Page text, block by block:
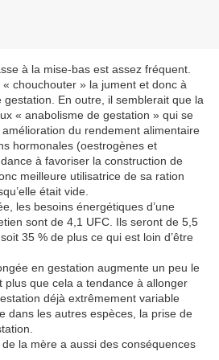
à la mise-bas est assez fréquent.
chouchouter » la jument et donc à
En outre, il semblerait que la
« anabolisme de gestation » qui se
du rendement alimentaire
hormonales (oestrogènes et
à favoriser la construction de
meilleure utilisatrice de sa ration
était vide.
les besoins énergétiques d’une
sont de 4,1 UFC. Ils seront de 5,5
35 % de plus ce qui est loin d’être
en gestation augmente un peu le
plus que cela a tendance à allonger
déjà extrêmement variable
dans les autres espèces, la prise de
de la mère a aussi des conséquences